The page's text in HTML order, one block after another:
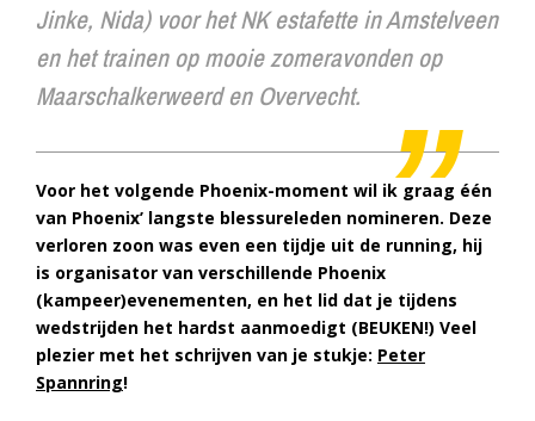
Jinke, Nida) voor het NK estafette in Amstelveen
en het trainen op mooie zomeravonden op
Maarschalkerweerd en Overvecht.
Voor het volgende Phoenix-moment wil ik graag één
van Phoenix’ langste blessureleden nomineren. Deze
verloren zoon was even een tijdje uit de running, hij
is organisator van verschillende Phoenix
(kampeer)evenementen, en het lid dat je tijdens
wedstrijden het hardst aanmoedigt (BEUKEN!) Veel
plezier met het schrijven van je stukje: Peter
Spannring!